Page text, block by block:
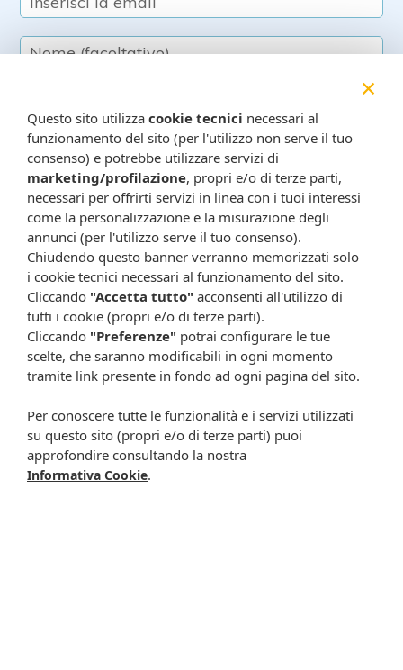
Resta in contatto: (informativa sulla privacy)
Presta il consenso al trattamento dei propri dati da
parte di Farmacia Cavalieri per finalità di invio,
attraverso e-mail, SMS, MMS, fax ed altri mezzi
automatizzati o tradizionali (come telefonate con
operatore), di materiale pubblicitario, promozionale, di
comunicazione commerciale, di compimento di ricerche
di mercato e di vendita diretta in relazione a prodotti o
servizi di Farmacia Cavalieri.
Presta il consenso per attività di profilazione al fine di
migliorare l'offerta di prodotti e servizi e per le finalità
Iscrivimi
×
Questo sito utilizza cookie tecnici necessari al
funzionamento del sito (per l'utilizzo non serve il tuo
consenso) e potrebbe utilizzare servizi di
marketing/profilazione, propri e/o di terze parti,
necessari per offrirti servizi in linea con i tuoi interessi
come la personalizzazione e la misurazione degli
annunci (per l'utilizzo serve il tuo consenso).
Chiudendo questo banner verranno memorizzati solo
i cookie tecnici necessari al funzionamento del sito.
Cliccando "Accetta tutto" acconsenti all'utilizzo di
tutti i cookie (propri e/o di terze parti).
Cliccando "Preferenze" potrai configurare le tue
scelte, che saranno modificabili in ogni momento
tramite link presente in fondo ad ogni pagina del sito.
Per conoscere tutte le funzionalità e i servizi utilizzati
su questo sito (propri e/o di terze parti) puoi
approfondire consultando la nostra
Informativa Cookie.